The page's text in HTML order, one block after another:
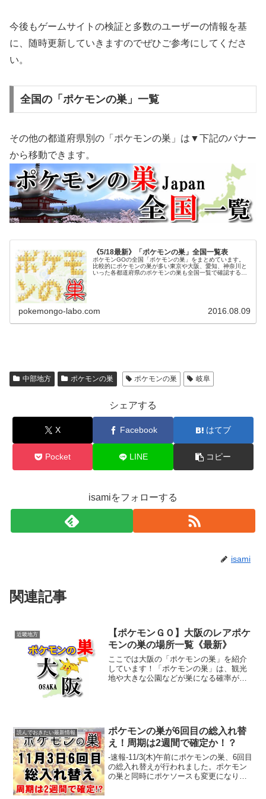
今後もゲームサイトの検証と多数のユーザーの情報を基
に、随時更新していきますのでぜひご参考にしてくださ
い。
全国の「ポケモンの巣」一覧
その他の都道府県別の「ポケモンの巣」は▼下記のバナー
から移動できます。
《5/18最新》「ポケモンの巣」全国一覧表
ポケモンGOの全国「ポケモンの巣」をまとめています。
比較的にポケモンの巣が多い東京や大阪、愛知、神奈川と
いった各都道府県のポケモンの巣も全国一覧で確認するこ
pokemongo-labo.com 2016.08.09
中部地方 ポケモンの巣 ポケモンの巣 岐阜
シェアする
X Facebook はてブ
Pocket LINE コピー
isamiをフォローする
isami
関連記事
近畿地方
【ポケモンＧＯ】大阪のレアポケ
モンの巣の場所一覧《最新》
ここでは大阪の「ポケモンの巣」を紹介
しています！「ポケモンの巣」は、観光
地や大きな公園などが巣になる確率が高
読んでおきたい最新情報
ポケモンの巣が6回目の総入れ替
え！周期は2週間で確定か！？
-速報-11/3(木)午前にポケモンの巣、6回目
の総入れ替えが行われました。ポケモン
の巣と同時にポケソースも変更になりま